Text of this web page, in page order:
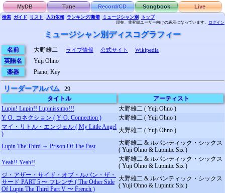
MyDB Tune Record/CD Songbook Live
検索 ガイド リスト 入力依頼 ランキング/新着 ミュージシャン別 トップ
現在、非登録ユーザー向けの表示になっています。 ログイン
ミュージシャン別ディスコグラフィー
名前 大野雄二 ライブ情報 公式サイト Wikipedia
英語名
Yuji Ohno
楽器
Piano, Key
リーダーアルバム
29
タイトル
アーティスト
Lupin! Lupin!! Lupinissimo!!!
大野雄二 ( Yuji Ohno )
Y. O. コネクション ( Y. O. Connection )
大野雄二 ( Yuji Ohno )
マイ・リトル・エンジェル ( My Little Angel
)
大野雄二 ( Yuji Ohno )
Lupin The Third ～ Prison Of The Past
大野雄二 & ルパンティック・シックス
( Yuji Ohno & Lupintic Six )
Yeah!! Yeah!!
大野雄二 & ルパンティック・シックス
( Yuji Ohno & Lupintic Six )
ジ・アザー・サイド・オブ・ルパン・ザ・
サード PART 5 〜 フレンチ ( The Other Side
Of Lupin The Third Part V 〜 French )
大野雄二 & ルパンティック・シックス
( Yuji Ohno & Lupintic Six )